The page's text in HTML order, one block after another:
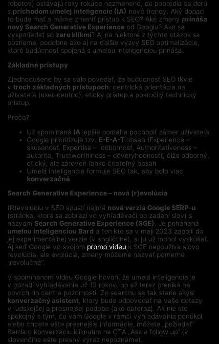
robotov) ostávajú roky rokúce nezmenené, do popredia sa derú
s príchodom umelej inteligencie (IA) nové trendy. Aký dopad
to bude mať a máme zmeniť prístup k SEO? Aké zmeny prináša
nový Search Generative Experience od Googlu? Ako sa
vysporiadať so zero klikmi? Aj na niektoré z týchto otázok sa
pozrieme, podobne ako aj na ďalšie výzvy SEO optimalizácie,
ktoré budúcnosť spojená s umelou inteligenciou prináša.
Základné prístupy
Zjednodušene by sa dalo povedať, že budúcnosť SEO tkvie
vtroch základných prístupoch: centrická orientácia na
užívateľa (user-centric), etický prístup a pokročilý technický
prístup.
Prečo?
Už spomínaná IA lepšie pomáha pochopiť zámer užívateľa
Google prioritizuje tzv. E-E-A-T obsah (Experience –
skúsenosť, Expertise – odbornosť, Authoritativeness –
autorita, Trustworthiness – dôveryhodnosť), čiže odborný,
etický, ale zároveň ľahko čitateľný obsah
Umelá inteligencia formuje SEO tak, aby bolo viac
konverzačné
Search Generative Experience – nová (r)evolúcia
(R)evolúciu v SEO spustí najmä nová verzia Google SERP-u
(stránka, ktorá sa zobrazí vo vyhľadávači po zadaní slov) s
názvom Search Generative Experience (SGE). Je poháňaná
umelou inteligenciou Bard a ten kto sa v máji 2023 zapojil do
jej experimentálnej verzie (v angličtine), si ju už mohol vyskúšať.
Aj keď Google vo svojom promo videu k SGE nepoužíva slovo
revolúcia, ale evolúcia, zmeny môžeme nazvať pomerne
„revolučné“.
V spomínanom videu Google hovorí, že umelá inteligencia je
v pozadí vyhľadávania už 10 rokov, no až teraz preniká na
povrch do centra pozornosti. Zo searchu sa tak stane akýsi
konverzačný asistent , ktorý bude odpovedať na vaše dotazy
v ľudskejšej a presnejšej podobe (ako doteraz). Ak nie ste
spokojný s tým, čo vám Google v rámci vyhľadávania ponúkol
alebo chcete ešte presnejšie informácie, môžete „požiadať“
Barda o konverzáciu kliknutím na CTA „Ask a follow up“ (v
slovenčine ešte presný výraz nepoznáme).